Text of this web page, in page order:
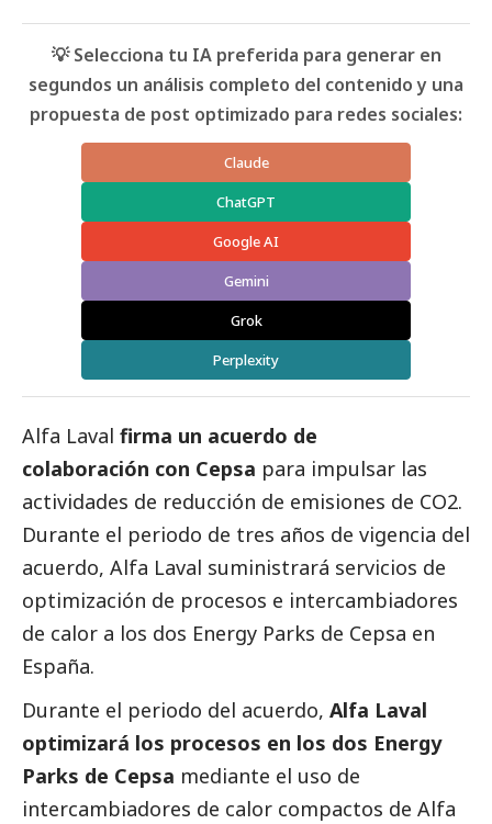
💡 Selecciona tu IA preferida para generar en
segundos un análisis completo del contenido y una
propuesta de post optimizado para redes sociales:
Claude
ChatGPT
Google AI
Gemini
Grok
Perplexity
Alfa Laval firma un acuerdo de
colaboración con Cepsa para impulsar las
actividades de reducción de emisiones de CO2.
Durante el periodo de tres años de vigencia del
acuerdo, Alfa Laval suministrará servicios de
optimización de procesos e intercambiadores
de calor a los dos Energy Parks de Cepsa en
España.
Durante el periodo del acuerdo, Alfa Laval
optimizará los procesos en los dos Energy
Parks de Cepsa mediante el uso de
intercambiadores de calor compactos de Alfa